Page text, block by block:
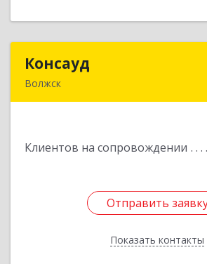
Консауд
Волжск
Клиентов на сопровождении
Отправить
Показать контакты
Отправить
Назад